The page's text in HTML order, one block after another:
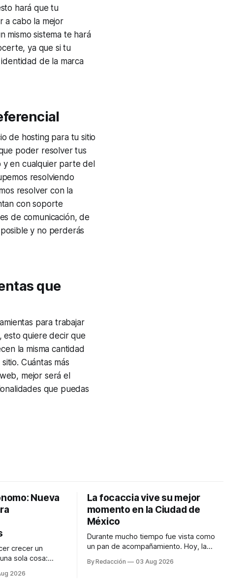
hará que tu
a cabo la mejor
mismo sistema te hará
ya que si tu
de la marca
de hosting para tu sitio
poder resolver tus
y en cualquier parte del
resolviendo
resolver con la
con soporte
de comunicación, de
y no perderás
que
para trabajar
esto quiere decir que
la misma cantidad
Cuántas más
mejor será el
que puedas
Nueva
crecer un
sola cosa:
en marketing
2026
La focaccia vive su mejor
momento en la Ciudad de
México
Durante mucho tiempo fue vista como
un pan de acompañamiento. Hoy, la
platillos favoritos de quienes buscan
By Redacción 03 Aug 2026